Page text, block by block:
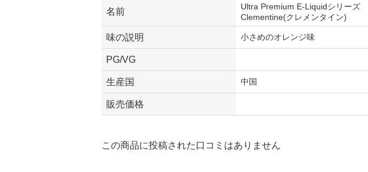
名前
Ultra Premium E-Liquidシリーズ
Clementine(クレメンタイン)
味の説明 小さめのオレンジ味
PG/VG
生産国 中国
販売価格
この商品に投稿された口コミはありません